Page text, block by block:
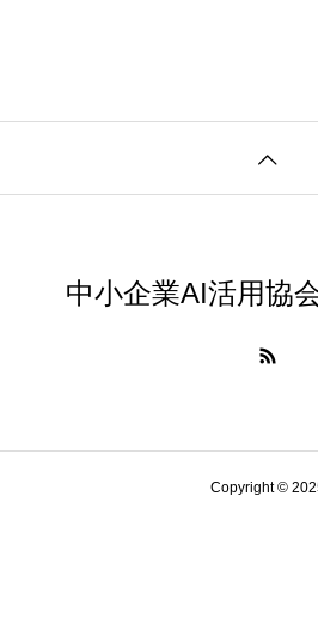
中小企業AI活用協
Copyright ©